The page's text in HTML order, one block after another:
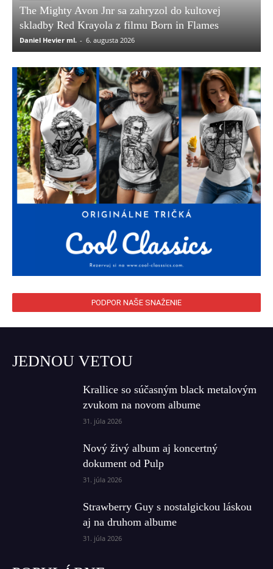
The Mighty Avon Jnr sa zahryzol do kultovej
skladby Red Krayola z filmu Born in Flames
Daniel Hevier ml. - 6. augusta 2026
PODPOR NAŠE SNAŽENIE
JEDNOU VETOU
Krallice so súčasným black metalovým
zvukom na novom albume
31. júla 2026
Nový živý album aj koncertný
dokument od Pulp
31. júla 2026
Strawberry Guy s nostalgickou láskou
aj na druhom albume
31. júla 2026